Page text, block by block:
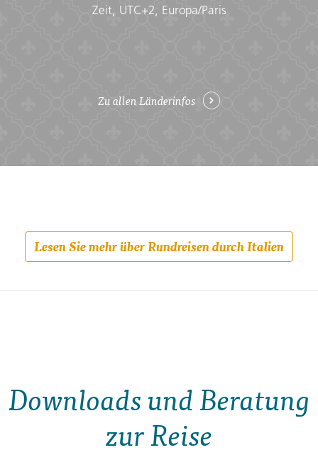
Zeit, UTC+2, Europa/Paris
Zu allen Länderinfos
Lesen Sie mehr über Rundreisen durch Italien
Downloads und Beratung
zur Reise